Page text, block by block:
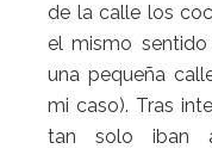
de la calle los
el mismo
una pequeña
mi caso). Tras
tan solo iban